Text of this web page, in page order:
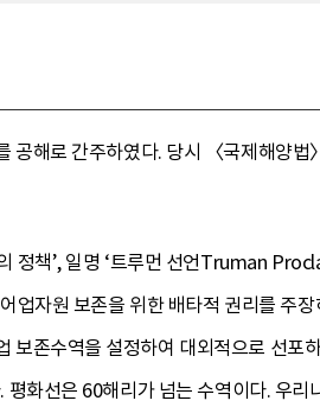
해로 간주하였다. 당시 〈국제해양법
정책’, 일명 ‘트루먼 선언Truman
자원 보존을 위한 배타적 권리를 주장
보존수역을 설정하여 대외적으로 선포
화선은 60해리가 넘는 수역이다. 우리